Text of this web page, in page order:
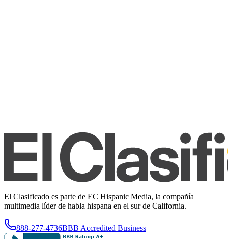
El Clasificado es parte de EC Hispanic Media, la compañía
multimedia líder de habla hispana en el sur de California.
888-277-4736BBB Accredited Business